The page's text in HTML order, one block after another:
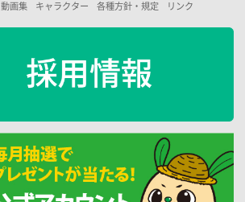
動画集 キャラクター 各種方針・規定 リンク